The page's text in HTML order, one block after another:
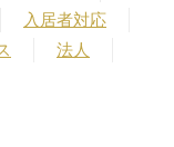
入居者対応
法人